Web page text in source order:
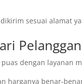
sesuai alamat
puas dengan
harganya benar-